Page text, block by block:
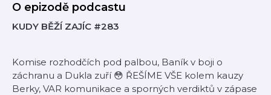
O epizodě podcastu
KUDY BĚŽÍ ZAJÍC #283
Komise rozhodčích pod palbou, Baník v boji o
záchranu a Dukla zuří 😳 ŘEŠÍME VŠE kolem kauzy
Berky, VAR komunikace a sporných verdiktů v zápase